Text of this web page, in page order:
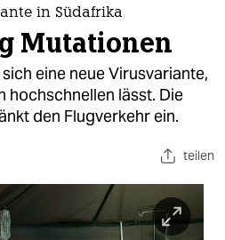
in Südafrika
Mutationen
eine neue Virusvariante,
hochschnellen lässt. Die
den Flugverkehr ein.
teilen